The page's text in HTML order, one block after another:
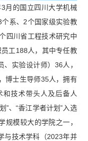
月的国立四川大学机械
系、2个国家级实验教
四川省工程技术研究中
工188人，其中专任教
实验设计师）36人，
博士生导师35人，拥有
技术带头人及后备人
”、“香江学者计划”入选
规模较大的学院之一，
与技术学科（2023年并